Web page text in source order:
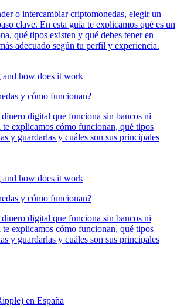
o intercambiar criptomonedas, elegir un
clave. En esta guía te explicamos qué es un
qué tipos existen y qué debes tener en
adecuado según tu perfil y experiencia.
y cómo funcionan?
digital que funciona sin bancos ni
te explicamos cómo funcionan, qué tipos
y guardarlas y cuáles son sus principales
y cómo funcionan?
digital que funciona sin bancos ni
te explicamos cómo funcionan, qué tipos
y guardarlas y cuáles son sus principales
en España